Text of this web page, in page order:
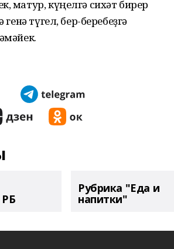
матур, күңелгә сихәт бирер
генә түгел, бер-беребеҙгә
Рубрика "Еда и
напитки"